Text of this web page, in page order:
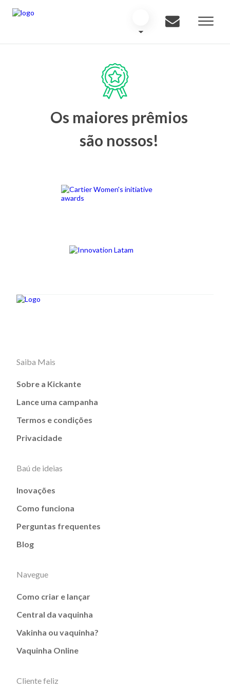
Os maiores prêmios
são nossos!
Saiba Mais
Sobre a Kickante
Lance uma campanha
Termos e condições
Privacidade
Baú de ideias
Inovações
Como funciona
Perguntas frequentes
Blog
Navegue
Como criar e lançar
Central da vaquinha
Vakinha ou vaquinha?
Vaquinha Online
Cliente feliz